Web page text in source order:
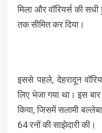
मिला और वॉरियर्स की
तक सीमित कर दिया।
इससे पहले, देहरादून
लिए भेजा गया था। इस
किया, जिसमें सलामी
64 रनों की साझेदारी की।